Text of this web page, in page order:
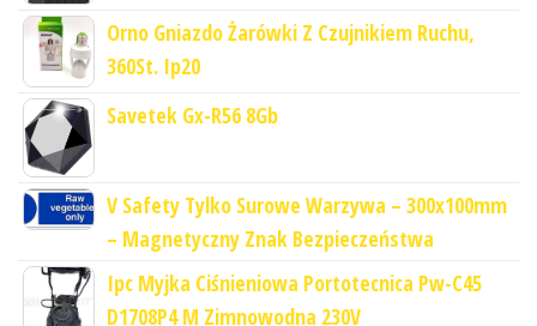
Orno Gniazdo Żarówki Z Czujnikiem Ruchu,
360St. Ip20
Savetek Gx-R56 8Gb
V Safety Tylko Surowe Warzywa – 300x100mm
– Magnetyczny Znak Bezpieczeństwa
Ipc Myjka Ciśnieniowa Portotecnica Pw-C45
D1708P4 M Zimnowodna 230V